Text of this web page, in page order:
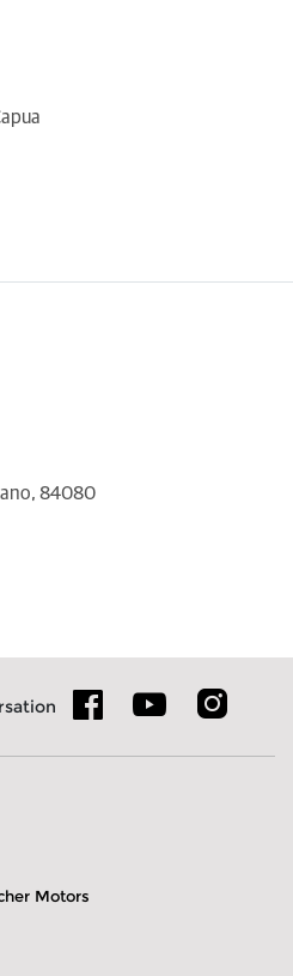
84080
Motors